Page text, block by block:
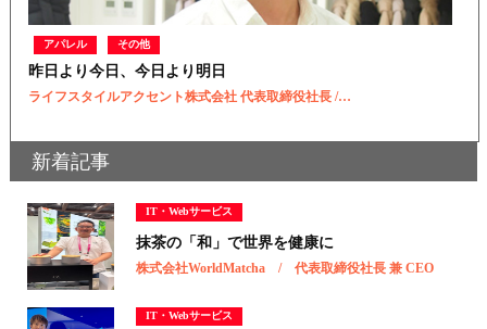
アパレル その他
昨日より今日、今日より明日
ライフスタイルアクセント株式会社 代表取締役社長 /…
新着記事
IT・Webサービス
抹茶の「和」で世界を健康に
株式会社WorldMatcha / 代表取締役社長 兼 CEO
IT・Webサービス